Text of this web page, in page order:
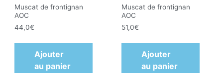
Muscat de frontignan
AOC
44,0€
Ajouter
au panier
Muscat de frontignan
AOC
51,0€
Ajouter
au panier